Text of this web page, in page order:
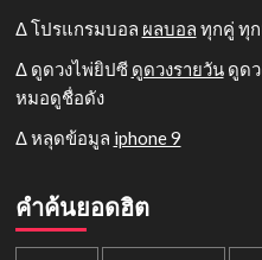
Δ โปรแกรมบอล ผลบอล ทุกคู่ ทุ
Δ ดูดวงไพ่ยิปซี ดูดวงรายวันดูดว
หมอดูชื่อดัง
Δ หลุดข้อมูล iphone 9
คำค้นยอดฮิต